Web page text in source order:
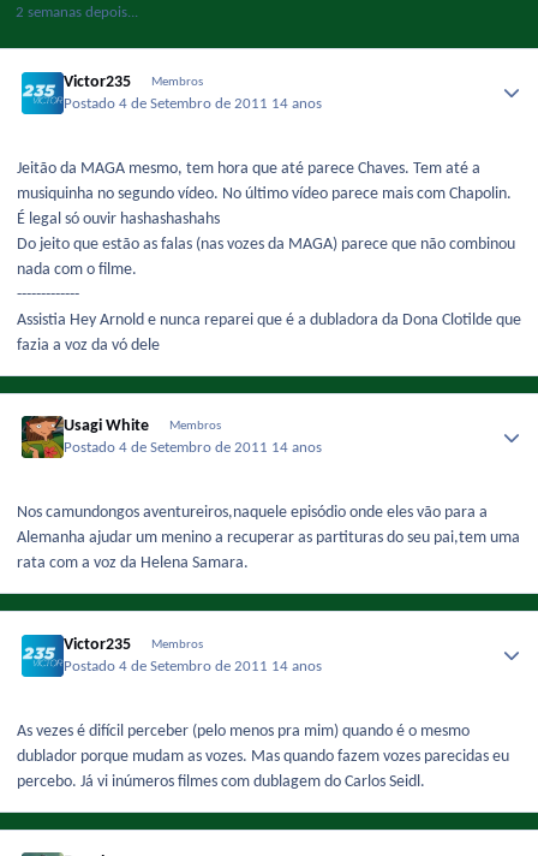
2 semanas depois...
Victor235 Membros
Postado4 de Setembro de 2011 14 anos
Jeitão da MAGA mesmo, tem hora que até parece Chaves. Tem até a
musiquinha no segundo vídeo. No último vídeo parece mais com Chapolin.
É legal só ouvir hashashashahs
Do jeito que estão as falas (nas vozes da MAGA) parece que não combinou
nada com o filme.
-------------
Assistia Hey Arnold e nunca reparei que é a dubladora da Dona Clotilde que
fazia a voz da vó dele
Usagi White Membros
Postado4 de Setembro de 2011 14 anos
Nos camundongos aventureiros,naquele episódio onde eles vão para a
Alemanha ajudar um menino a recuperar as partituras do seu pai,tem uma
rata com a voz da Helena Samara.
Victor235 Membros
Postado4 de Setembro de 2011 14 anos
As vezes é difícil perceber (pelo menos pra mim) quando é o mesmo
dublador porque mudam as vozes. Mas quando fazem vozes parecidas eu
percebo. Já vi inúmeros filmes com dublagem do Carlos Seidl.